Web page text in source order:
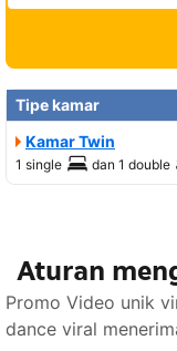
Tipe kamar
Kamar Twin
1 single dan 1 double
Aturan
Promo Video unik
dance viral